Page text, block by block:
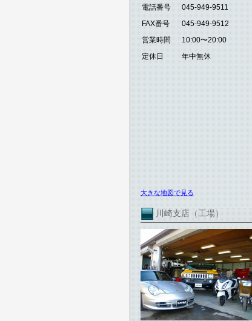
電話番号
045-949-9511
FAX番号
045-949-9512
営業時間
10:00〜20:00
定休日
年中無休
大きな地図で見る
川崎支店（工場）